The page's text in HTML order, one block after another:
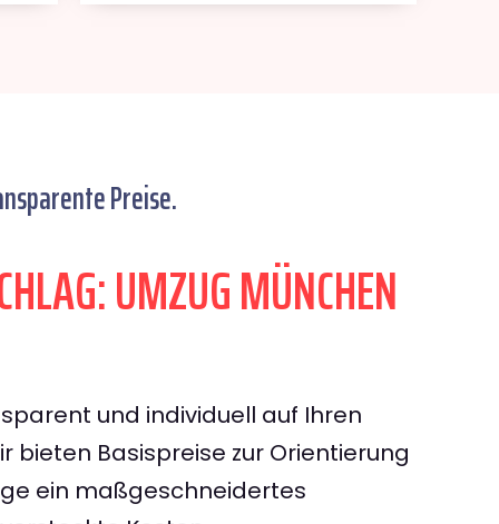
Preise.
UMZUG MÜNCHEN
und individuell auf Ihren
bieten Basispreise zur Orientierung
ein maßgeschneidertes